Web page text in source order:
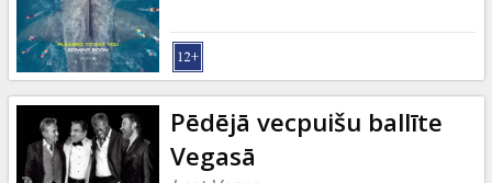
Uzkodas
B2B
Pēdējā vecpuišu ballīte
Vegasā